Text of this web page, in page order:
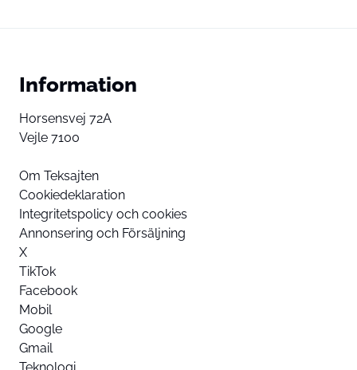
Information
Horsensvej 72A
Vejle 7100
Om Teksajten
Cookiedeklaration
Integritetspolicy och cookies
Annonsering och Försäljning
X
TikTok
Facebook
Mobil
Google
Gmail